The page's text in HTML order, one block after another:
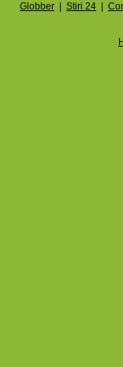
Globber Stiri 24